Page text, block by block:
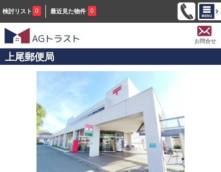
検討リスト 0 最近見た物件 0
お問合せ
上尾郵便局